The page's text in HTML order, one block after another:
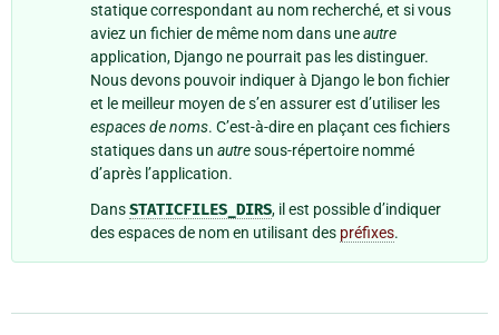
statique correspondant au nom recherché, et si vous
aviez un fichier de même nom dans uneautre
application, Django ne pourrait pas les distinguer.
Nous devons pouvoir indiquer à Django le bon fichier
et le meilleur moyen de s’en assurer est d’utiliser les
espaces de noms. C’est-à-dire en plaçant ces fichiers
statiques dans un autresous-répertoire nommé
d’après l’application.
DansSTATICFILES_DIRS, il est possible d’indiquer
des espaces de nom en utilisant des préfixes.